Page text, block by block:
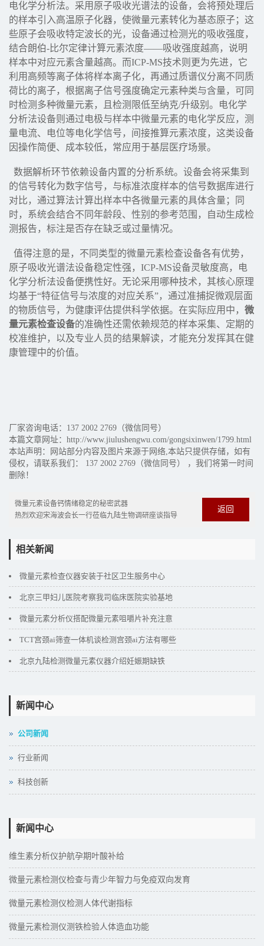
电化学分析法。采用原子吸收光谱法的设备，会将预处理后
的样本引入高温原子化器，使微量元素转化为基态原子；这
些原子会吸收特定波长的光，设备通过检测光的吸收强度，
结合朗伯-比尔定律计算元素浓度——吸收强度越高，说明
样本中对应元素含量越高。而ICP-MS技术则更为先进，它
利用高频等离子体将样本离子化，再通过质谱仪分离不同质
荷比的离子，根据离子信号强度确定元素种类与含量，可同
时检测多种微量元素，且检测限低至纳克/升级别。电化学
分析法设备则通过电极与样本中微量元素的电化学反应，测
量电流、电位等电化学信号，间接推算元素浓度，这类设备
因操作简便、成本较低，常应用于基层医疗场景。
数据解析环节依赖设备内置的分析系统。设备会将采集到
的信号转化为数字信号，与标准浓度样本的信号数据库进行
对比，通过算法计算出样本中各微量元素的具体含量；同
时，系统会结合不同年龄段、性别的参考范围，自动生成检
测报告，标注是否存在缺乏或过量情况。
值得注意的是，不同类型的微量元素检查设备各有优势，
原子吸收光谱法设备稳定性强，ICP-MS设备灵敏度高，电
化学分析法设备便携性好。无论采用哪种技术，其核心原理
均基于“特征信号与浓度的对应关系”，通过准捕捉微观层面
的物质信号，为健康评估提供科学依据。在实际应用中， 微
量元素检查设备的准确性还需依赖规范的样本采集、定期的
校准维护，以及专业人员的结果解读，才能充分发挥其在健
康管理中的价值。
厂家咨询电话：137 2002 2769（微信同号）
本篇文章网址：http://www.jiulushengwu.com/gongsixinwen/1799.html
本站声明：网站部分内容及图片来源于网络,本站只提供存储，如有
侵权，请联系我们： 137 2002 2769（微信同号） ，我们将第一时间
删除！
微量元素设备钙情绪稳定的秘密武器
热烈欢迎宋海波会长一行莅临九陆生物调研座谈指导
返回
相关新闻
微量元素检查仪器安装于社区卫生服务中心
北京三甲妇儿医院考察我司临床医院实验基地
微量元素分析仪搭配微量元素咀嚼片补充注意
TCT宫颈ai筛查一体机谈检测宫颈ai方法有哪些
北京九陆检测微量元素仪器介绍妊娠期缺铁
新闻中心
公司新闻
行业新闻
科技创新
新闻中心
维生素分析仪护航孕期叶酸补给
微量元素检测仪检查与青少年智力与免疫双向发育
微量元素检测仪检测人体代谢指标
微量元素检测仪测铁检验人体造血功能